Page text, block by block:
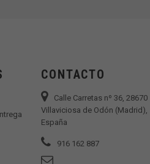
CONTACTO
Calle Carretas nº 36, 28670
Villaviciosa de Odón (Madrid),
España
916 162 887